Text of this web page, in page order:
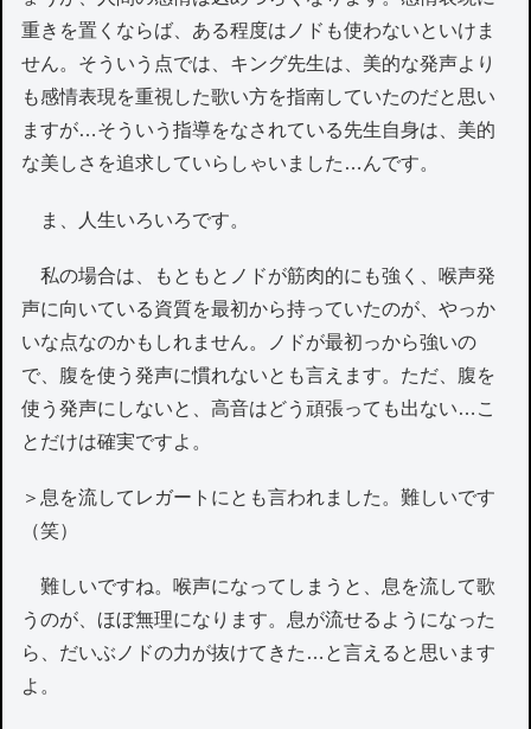
重きを置くならば、ある程度はノドも使わないといけま
せん。そういう点では、キング先生は、美的な発声より
も感情表現を重視した歌い方を指南していたのだと思い
ますが…そういう指導をなされている先生自身は、美的
な美しさを追求していらしゃいました…んです。
ま、人生いろいろです。
私の場合は、もともとノドが筋肉的にも強く、喉声発
声に向いている資質を最初から持っていたのが、やっか
いな点なのかもしれません。ノドが最初っから強いの
で、腹を使う発声に慣れないとも言えます。ただ、腹を
使う発声にしないと、高音はどう頑張っても出ない…こ
とだけは確実ですよ。
＞息を流してレガートにとも言われました。難しいです
（笑）
難しいですね。喉声になってしまうと、息を流して歌
うのが、ほぼ無理になります。息が流せるようになった
ら、だいぶノドの力が抜けてきた…と言えると思います
よ。